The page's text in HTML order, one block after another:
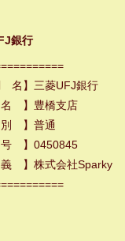
銀行
】三菱UFJ銀行
豊橋支店
】普通
】0450845
】株式会社Sparky